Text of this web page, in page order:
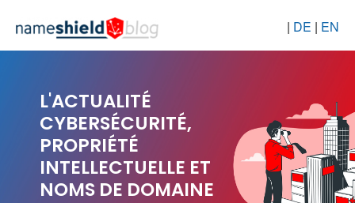
| DE | EN
L'ACTUALITÉ
CYBERSÉCURITÉ,
PROPRIÉTÉ
INTELLECTUELLE ET
NOMS DE DOMAINE